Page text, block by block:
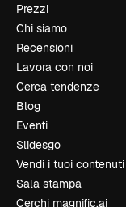
Prezzi
Chi siamo
Recensioni
Lavora con noi
Cerca tendenze
Blog
Eventi
Slidesgo
Vendi i tuoi contenuti
Sala stampa
Cerchi magnific.ai